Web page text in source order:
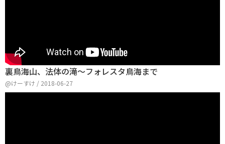
裏鳥海山、法体の滝～フォレスタ鳥海まで
@けーすけ / 2018-06-27